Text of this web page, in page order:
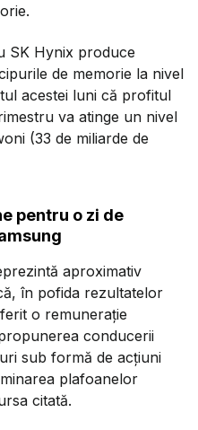
SK Hynix produce
de memorie la nivel
acestei luni că profitul
va atinge un nivel
(33 de miliarde de
pentru o zi de
aproximativ
în pofida rezultatelor
o remunerație
conducerii
sub formă de acțiuni
plafoanelor
citată.